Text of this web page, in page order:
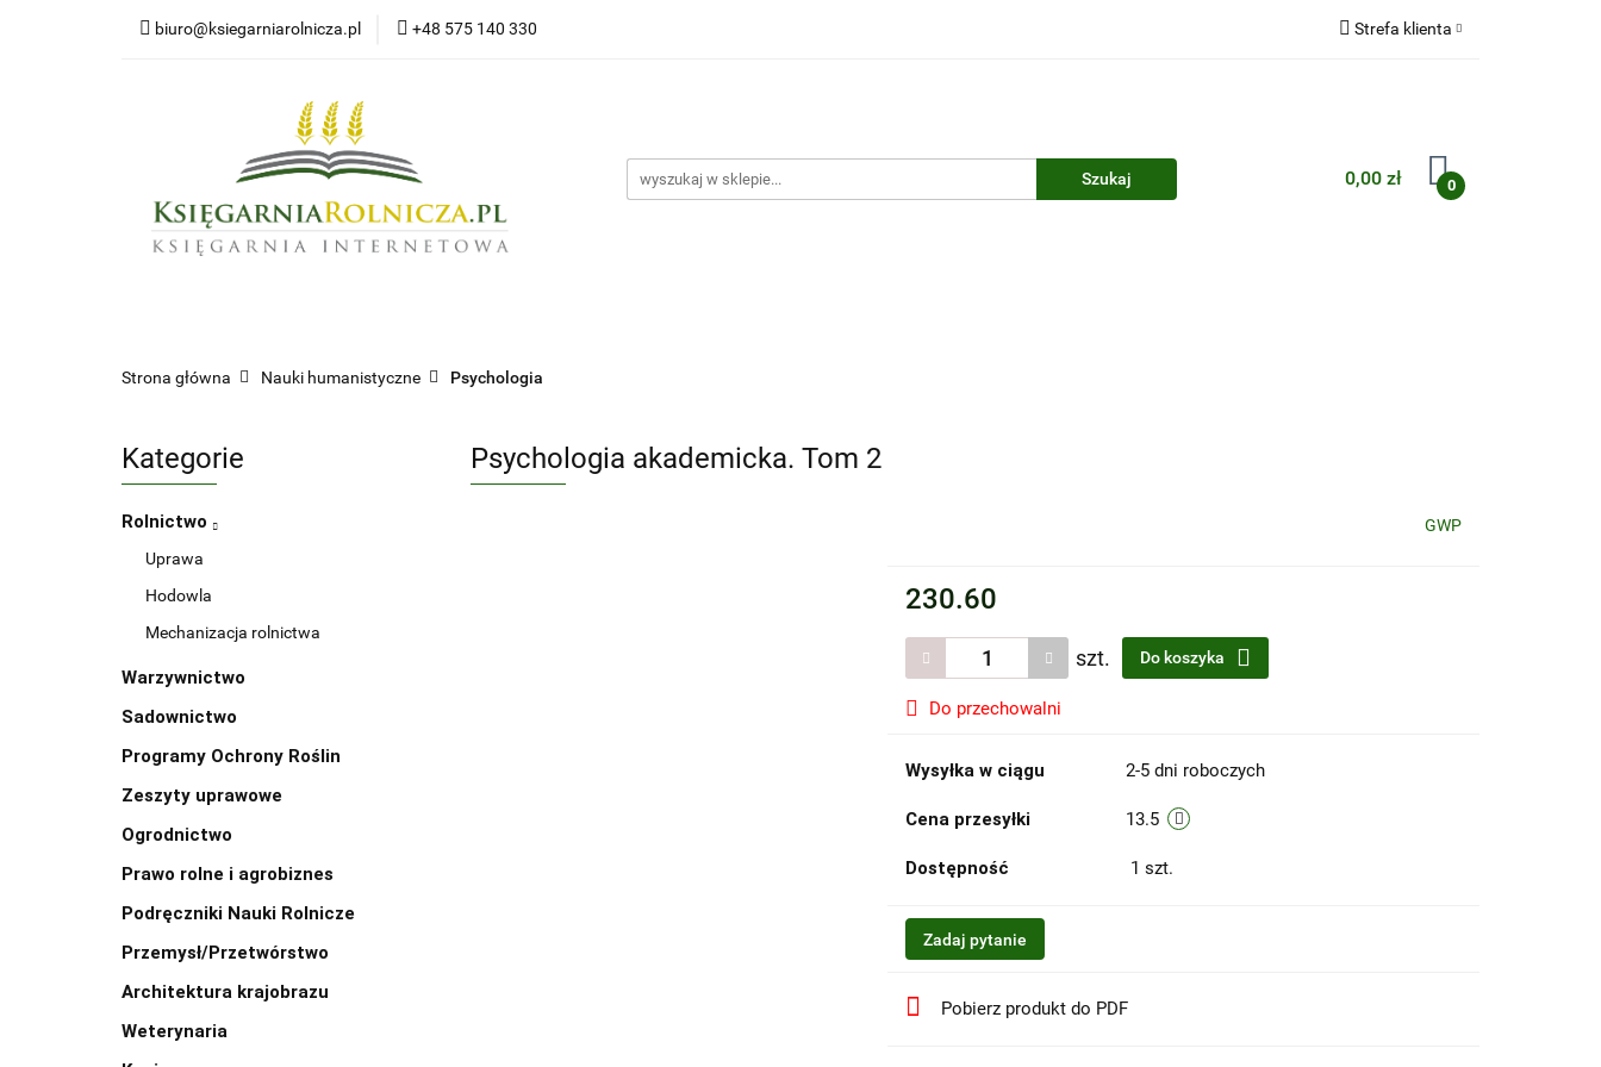
biuro@ksiegarniarolnicza.pl +48 575 140 330 Strefa klienta
Dodaj zgłoszenie
Zgody cookies
0,00 zł 0
Strona główna Nauki humanistyczne Psychologia
Kategorie
Rolnictwo
Uprawa
Hodowla
Mechanizacja rolnictwa
Warzywnictwo
Sadownictwo
Programy Ochrony Roślin
Zeszyty uprawowe
Ogrodnictwo
Prawo rolne i agrobiznes
Podręczniki Nauki Rolnicze
Przemysł/Przetwórstwo
Architektura krajobrazu
Weterynaria
Psychologia akademicka. Tom 2
GWP
230.60
szt. Do koszyka
Do przechowalni
Wysyłka w ciągu 2-5 dni roboczych
Cena przesyłki 13.5
Dostępność 1 szt.
Zadaj pytanie
Pobierz produkt do PDF